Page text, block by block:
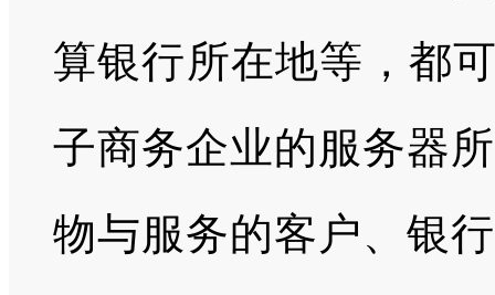
算银行所在地等，都
子商务企业的服务器
物与服务的客户、银